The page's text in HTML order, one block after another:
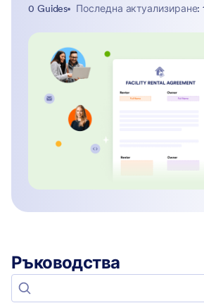
0 Guides
Последна актуализиране:
Ръководства
Search for guides